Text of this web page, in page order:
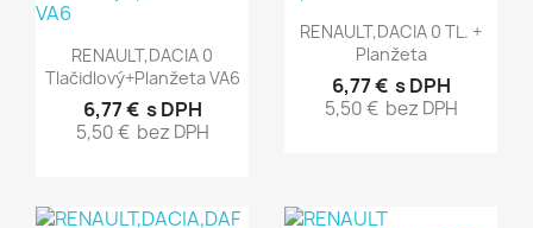
Rýchly náhľad
RENAULT,DACIA 0
Tlačidlový+planžeta VA6
6,77 € s DPH
5,50 € bez DPH
Rýchly náhľad
RENAULT,DACIA 0 TL. +
Planžeta
6,77 € s DPH
5,50 € bez DPH